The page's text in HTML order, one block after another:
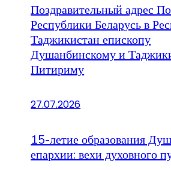
Поздравительный адрес
Республики Беларусь в
Таджикистан епископу
Душанбинскому и
Питириму
27.07.2026
15-летие образования
епархии: вехи духовного